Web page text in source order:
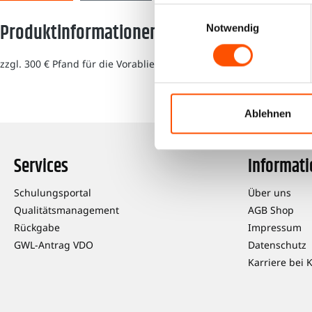
Notwendig
Ablehnen
Produktinformationen "RAS 1318-2709 MAN
zzgl. 300 € Pfand für die Vorablieferung.
Services
Schulungsportal
Qualitätsmanagement
Rückgabe
GWL-Antrag VDO
Über uns
AGB Shop
Impressum
Datenschutz
Karriere bei